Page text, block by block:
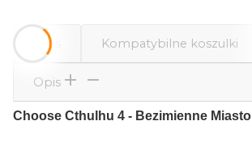
Opis Kompatybilne koszulki
Opis
Choose Cthulhu 4 - Bezimienne Miasto